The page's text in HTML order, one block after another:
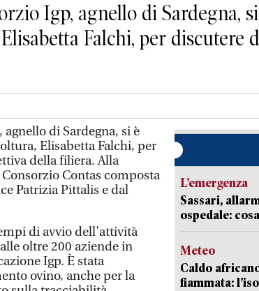
Igp, agnello di Sardegna,
Falchi, per discutere
di Sardegna, si è
Elisabetta Falchi, per
della filiera. Alla
Contas composta
Patrizia Pittalis e dal
di avvio dell’attività
oltre 200 aziende in
Igp. È stata
ovino, anche per la
L’emergenza
Sassari,
ospedale:
Meteo
Caldo
fiammata: